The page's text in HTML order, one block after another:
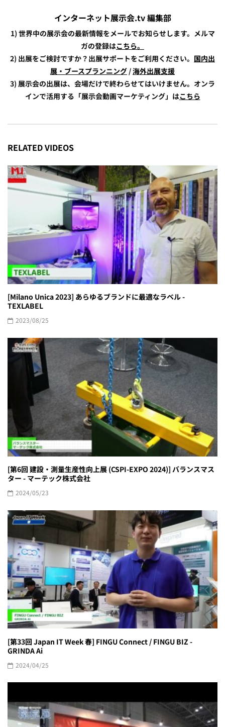
インターネット展示会.tv 編集部
1) 世界中の展示会の最新情報をメールでお知らせします。メルマ
ガの登録はこちら。
2) 出展をご検討ですか？出展サポートをご利用ください。 国内出
展・ブースプランニング /海外出展支援
3) 展示会の出展は、会場だけで終わらせてはいけません。オンラ
インで活用する「展示会動画マーケティング」はこちら
RELATED VIDEOS
[Milano Unica 2023] あらゆるブランドに最適なラベル -
TEXLABEL
2023/08/25
[第6回 建設・測量生産性向上展 (CSPI-EXPO 2024)] バランスマス
ター - マーテック株式会社
2024/05/23
[第33回 Japan IT Week 春] FINGU Connect / FINGU BIZ -
GRINDA Ai
2024/04/25